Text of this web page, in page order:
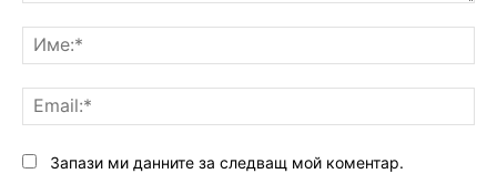
Запази ми данните за следващ мой коментар.